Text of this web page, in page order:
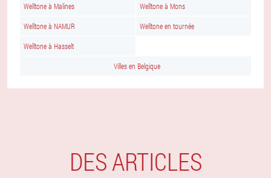
Welltone à Malines Welltone à Mons
Welltone à NAMUR Welltone en tournée
Welltone à Hasselt
Villes en Belgique
DES ARTICLES